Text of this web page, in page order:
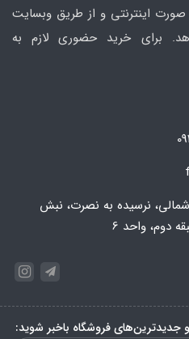
اینترنتی و از طریق وبسایت
برای خرید حضوری لازم به
شمالی، نرسیده به نصرت، نبش
جدیدترین‌های فروشگاه باخبر شوید: